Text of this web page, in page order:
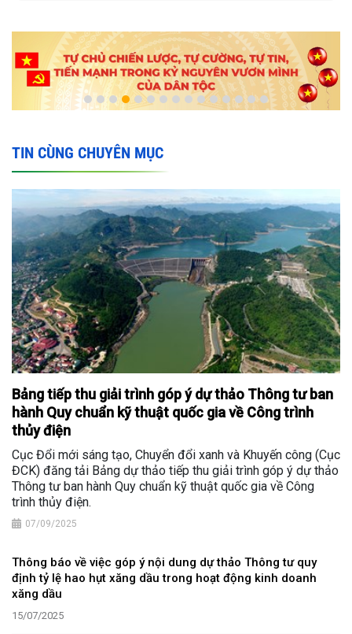
TIN CÙNG CHUYÊN MỤC
Bảng tiếp thu giải trình góp ý dự thảo Thông tư ban
hành Quy chuẩn kỹ thuật quốc gia về Công trình
thủy điện
Cục Đổi mới sáng tạo, Chuyển đổi xanh và Khuyến công (Cục
ĐCK) đăng tải Bảng dự thảo tiếp thu giải trình góp ý dự thảo
Thông tư ban hành Quy chuẩn kỹ thuật quốc gia về Công
trình thủy điện.
07/09/2025
Thông báo về việc góp ý nội dung dự thảo Thông tư quy
định tỷ lệ hao hụt xăng dầu trong hoạt động kinh doanh
xăng dầu
15/07/2025